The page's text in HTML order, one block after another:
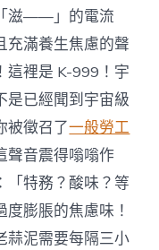
滋——」的電流
充滿養生焦慮的聲
這裡是 K-999！宇
是已經聞到宇宙級
被徵召了一般勞工
聲音震得嗡嗡作
「特務？酸味？等
膨脹的焦慮味！
蒜泥需要每隔三小